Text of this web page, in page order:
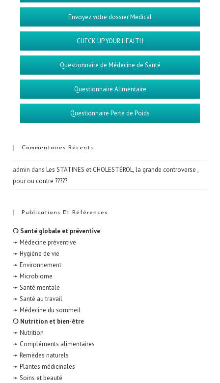
Envoyez votre dossier Medical
CHECK UP YOUR HEALTH
Questionnaire de Médecine de Santé
Questionnaire Alimentaire
Questionnaire Perte de Poids
Commentaires Récents
admin dansLes STATINES et CHOLESTÉROL, la grande controverse ,
pour ou contre ?????
Publications Et Références
❍ Santé globale et préventive
➛ Médecine préventive
➛ Hygiène de vie
➛ Environnement
➛ Microbiome
➛ Santé mentale
➛ Santé au travail
➛ Médecine du sommeil
❍ Nutrition et bien-être
➛ Nutrition
➛ Compléments alimentaires
➛ Remèdes naturels
➛ Plantes médicinales
➛ Soins et beauté